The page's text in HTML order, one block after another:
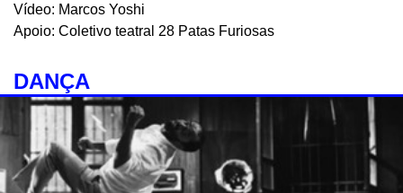
Vídeo: Marcos Yoshi
Apoio: Coletivo teatral 28 Patas Furiosas
DANÇA